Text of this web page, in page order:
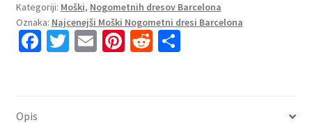
Vratar
Gostujoči
2023-
količina
Kategoriji: Moški, Nogometnih dresov Barcelona
Oznaka: Najcenejši Moški Nogometni dresi Barcelona
Fa T E Pi R S
Opis